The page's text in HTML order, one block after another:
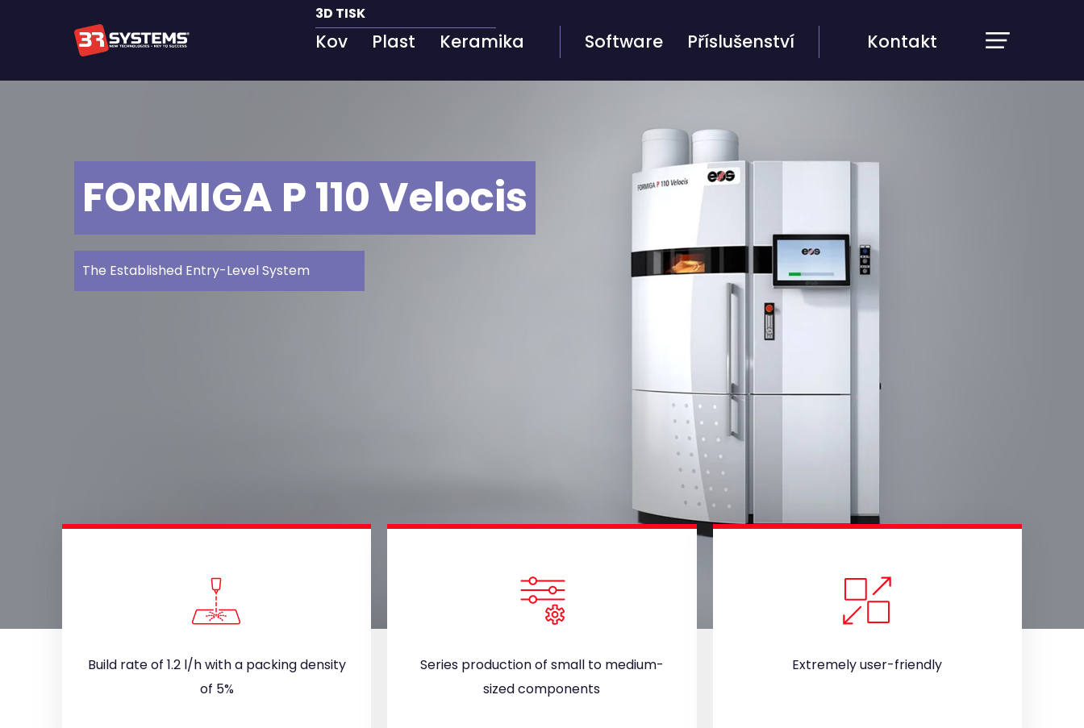
3D TISK
Kov Plast Keramika Software Příslušenství Kontakt
FORMIGA P 110 Velocis
The Established Entry-Level System
Build rate of 1.2 l/h with a packing density
of 5%
Series production of small to medium-
sized components
Extremely user-friendly